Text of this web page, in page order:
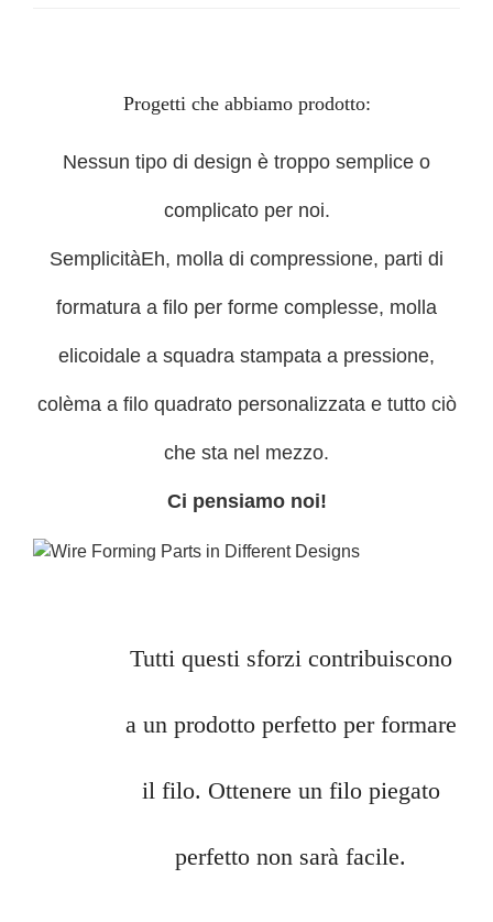
Progetti che abbiamo prodotto:
Nessun tipo di design è troppo semplice o
complicato per noi.
SemplicitàEh, molla di compressione, parti di
formatura a filo per forme complesse, molla
elicoidale a squadra stampata a pressione,
colèma a filo quadrato personalizzata e tutto ciò
che sta nel mezzo.
Ci pensiamo noi!
Tutti questi sforzi contribuiscono
a un prodotto perfetto per formare
il filo. Ottenere un filo piegato
perfetto non sarà facile.